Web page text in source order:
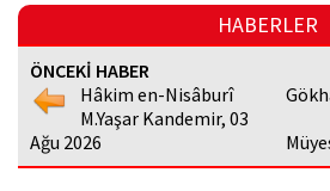
HABERLER
ÖNCEKİ HABER
Hâkim en-Nisâburî
M.Yaşar Kandemir, 03
Ağu 2026